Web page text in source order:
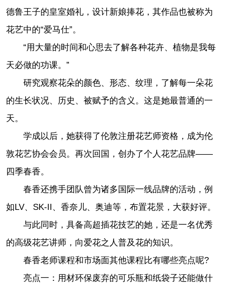
德鲁王子的皇室婚礼，设计新娘捧花，其作品也被称为
花艺中的“爱马仕”。
“用大量的时间和心思去了解各种花卉、植物是我每
天必做的功课。”
研究观察花朵的颜色、形态、纹理，了解每一朵花
的生长状况、历史、被赋予的含义。这是她最普通的一
天。
学成以后，她获得了伦敦注册花艺师资格，成为伦
敦花艺协会会员。再次回国，创办了个人花艺品牌——
四季春香。
春香还携手团队曾为诸多国际一线品牌的活动，例
如LV、SK-II、香奈儿、奥迪等，布置花景，大获好评。
与此同时，具备高超插花技艺的她，还是一名优秀
的高级花艺讲师，向爱花之人普及花的知识。
春香老师课程和市场面其他课程比有哪些亮点呢?
亮点一：用材环保废弃的可乐瓶和纸袋子还能做什